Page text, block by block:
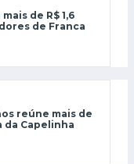
de R$ 1,6
de Franca
reúne mais de
da Capelinha